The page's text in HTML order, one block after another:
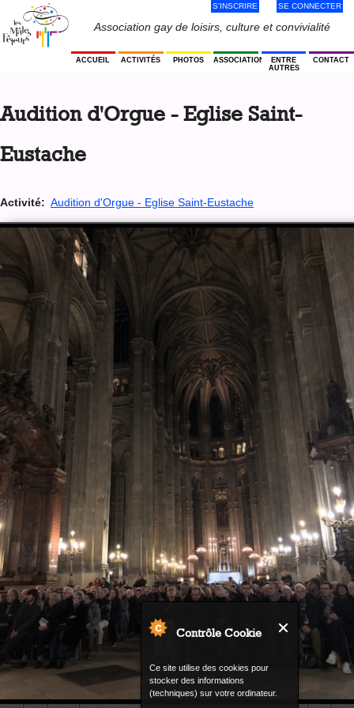
Contrôle Cookie
Ce site utilise des cookies pour
stocker des informations
(techniques) sur votre ordinateur.
navigation
Association gay de loisirs, culture et convivialité
Menu
Utilisateur
S'INSCRIRE SE CONNECTER
ACCUEIL ACTIVITÉS PHOTOS ASSOCIATION
ENTRE
AUTRES
CONTACT
top
Audition d'Orgue - Eglise Saint-
Eustache
Activité: Audition d'Orgue - Eglise Saint-Eustache